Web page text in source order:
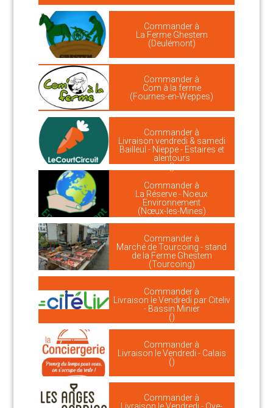
Commander à
La Ferme Ghestem
(Deulémont)
Commander à
Com à la ferme
(Fournes-en-Weppes)
Commander à
Livraison vendredi & samedi
Bailleul - Nieppe - Estaires et
alentours
()
Commander à
La Réserve - Noeux
Environnement
(Nœux-les-Mines)
Commander à
Marché de Tourcoing - stand
de la Ferme Ghestem
(Tourcoing)
Commander à
Livraison le Vendredi par Citeliv
- Bassin Minier
()
Commander à
Livraison le Vendredi - Calais
()
Commander à